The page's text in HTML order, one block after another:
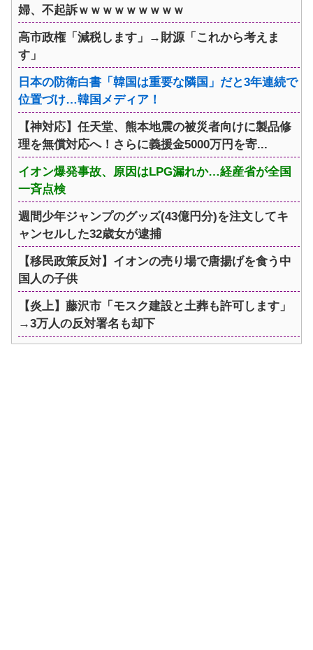
婦、不起訴ｗｗｗｗｗｗｗｗｗ
高市政権「減税します」→財源「これから考えま
す」
日本の防衛白書「韓国は重要な隣国」だと3年連続で
位置づけ…韓国メディア！
【神対応】任天堂、熊本地震の被災者向けに製品修
理を無償対応へ！さらに義援金5000万円を寄...
イオン爆発事故、原因はLPG漏れか…経産省が全国
一斉点検
週間少年ジャンプのグッズ(43億円分)を注文してキ
ャンセルした32歳女が逮捕
【移民政策反対】イオンの売り場で唐揚げを食う中
国人の子供
【炎上】藤沢市「モスク建設と土葬も許可します」
→3万人の反対署名も却下